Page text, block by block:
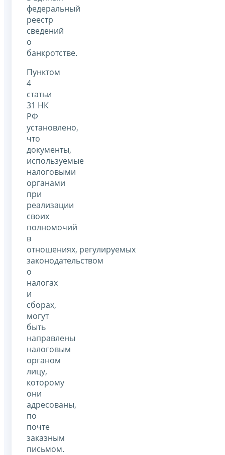
федеральный
реестр
сведений
о
банкротстве.
Пунктом
4
статьи
31 НК
РФ
установлено,
что
документы,
используемые
налоговыми
органами
при
реализации
своих
полномочий
в
отношениях, регулируемых
законодательством
о
налогах
и
сборах,
могут
быть
направлены
налоговым
органом
лицу,
которому
они
адресованы,
по
почте
заказным
письмом.